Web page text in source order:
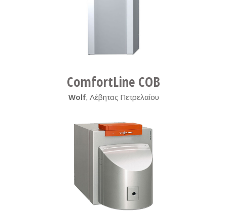
ComfortLine COB
Wolf, Λέβητας Πετρελαίου